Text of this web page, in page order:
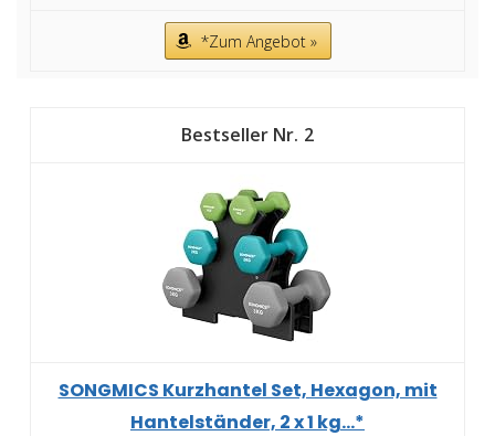
*Zum Angebot »
2
SONGMICS Kurzhantel Set, Hexagon, mit
Hantelständer, 2 x 1 kg...*